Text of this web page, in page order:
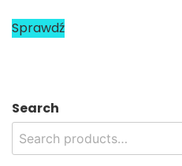
Sprawdź
Search